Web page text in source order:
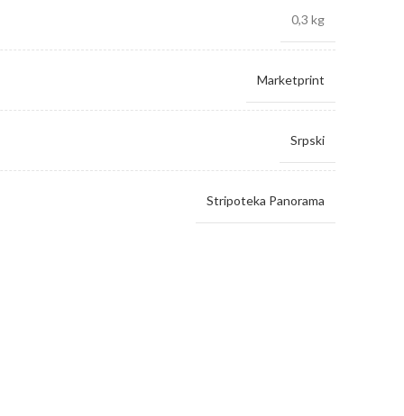
0,3 kg
Marketprint
Srpski
Stripoteka Panorama